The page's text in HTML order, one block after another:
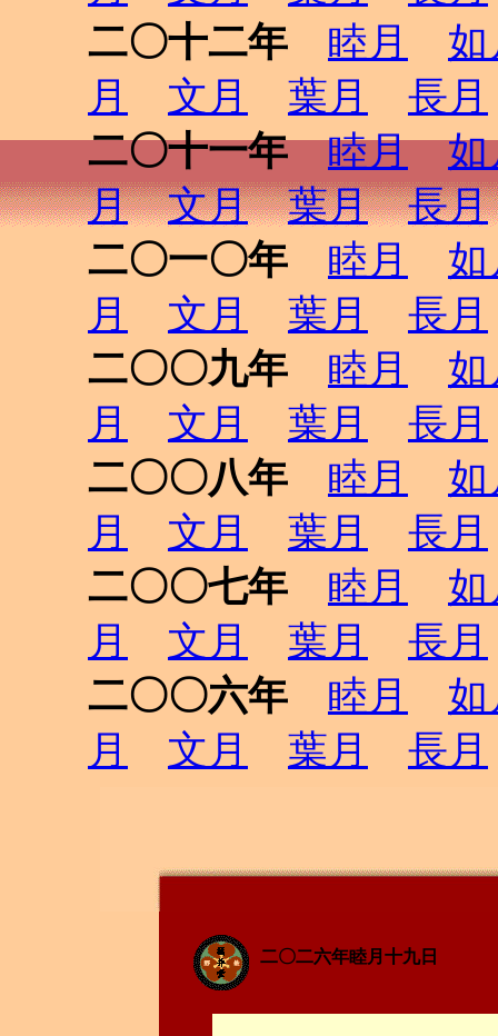
二〇十二年
睦月
如
月
文月 葉月
長月
二〇十一年
睦月
如
月
文月 葉月
長月
二〇一〇年
睦月
如
月
文月 葉月
長月
二〇〇九年
睦月
如
月
文月 葉月
長月
二〇〇八年
睦月
如
月
文月 葉月
長月
二〇〇七年
睦月
如
月
文月 葉月
長月
二〇〇六年
睦月
如
月
文月 葉月 長月
二〇二六年睦月十九日